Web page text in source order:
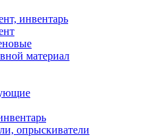
инвентарь
материал
опрыскиватели